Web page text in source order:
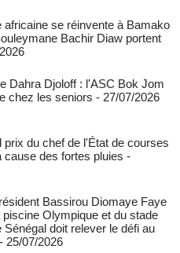
africaine se réinvente à Bamako
Bachir Diaw portent
Dahra Djoloff : l'ASC Bok Jom
chez les seniors - 27/07/2026
prix du chef de l'État de courses
cause des fortes pluies -
Bassirou Diomaye Faye
Olympique et du stade
Sénégal doit relever le défi au
- 25/07/2026